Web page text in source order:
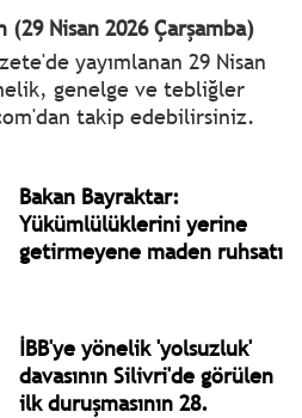
Nisan 2026 Çarşamba)
yayımlanan 29 Nisan
genelge ve tebliğler
takip edebilirsiniz.
Bakan Bayraktar:
Yükümlülüklerini yerine
getirmeyene maden ruhsatı
İBB'ye yönelik 'yolsuzluk'
davasının Silivri'de görülen
ilk duruşmasının 28.